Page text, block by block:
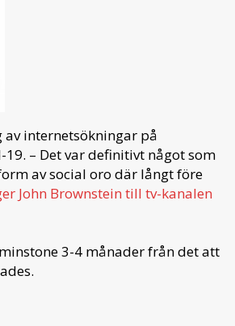
av internetsökningar på
– Det var definitivt något som
av social oro där långt före
John Brownstein till tv-kanalen
3-4 månader från det att